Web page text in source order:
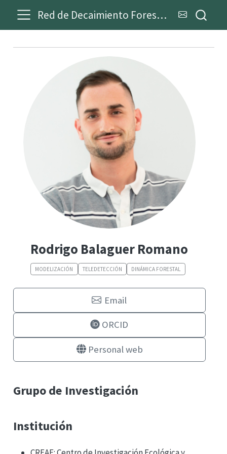
Red de Decaimiento Forestal
Rodrigo Balaguer Romano
MODELIZACIÓN TELEDETECCIÓN DINÁMICA FORESTAL
Email
ORCID
Personal web
Grupo de Investigación
Institución